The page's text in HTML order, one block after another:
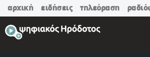
αρχική ειδήσεις τηλεόραση